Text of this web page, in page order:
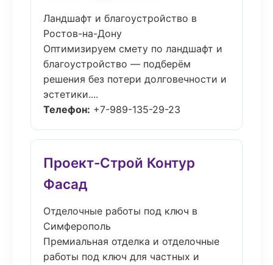
Ландшафт и благоустройство в
Ростов-на-Дону
Оптимизируем смету по ландшафт и
благоустройство — подберём
решения без потери долговечности и
эстетики....
Телефон: +7-989-135-29-23
Проект-Строй Контур
Фасад
Отделочные работы под ключ в
Симферополь
Премиальная отделка и отделочные
работы под ключ для частных и